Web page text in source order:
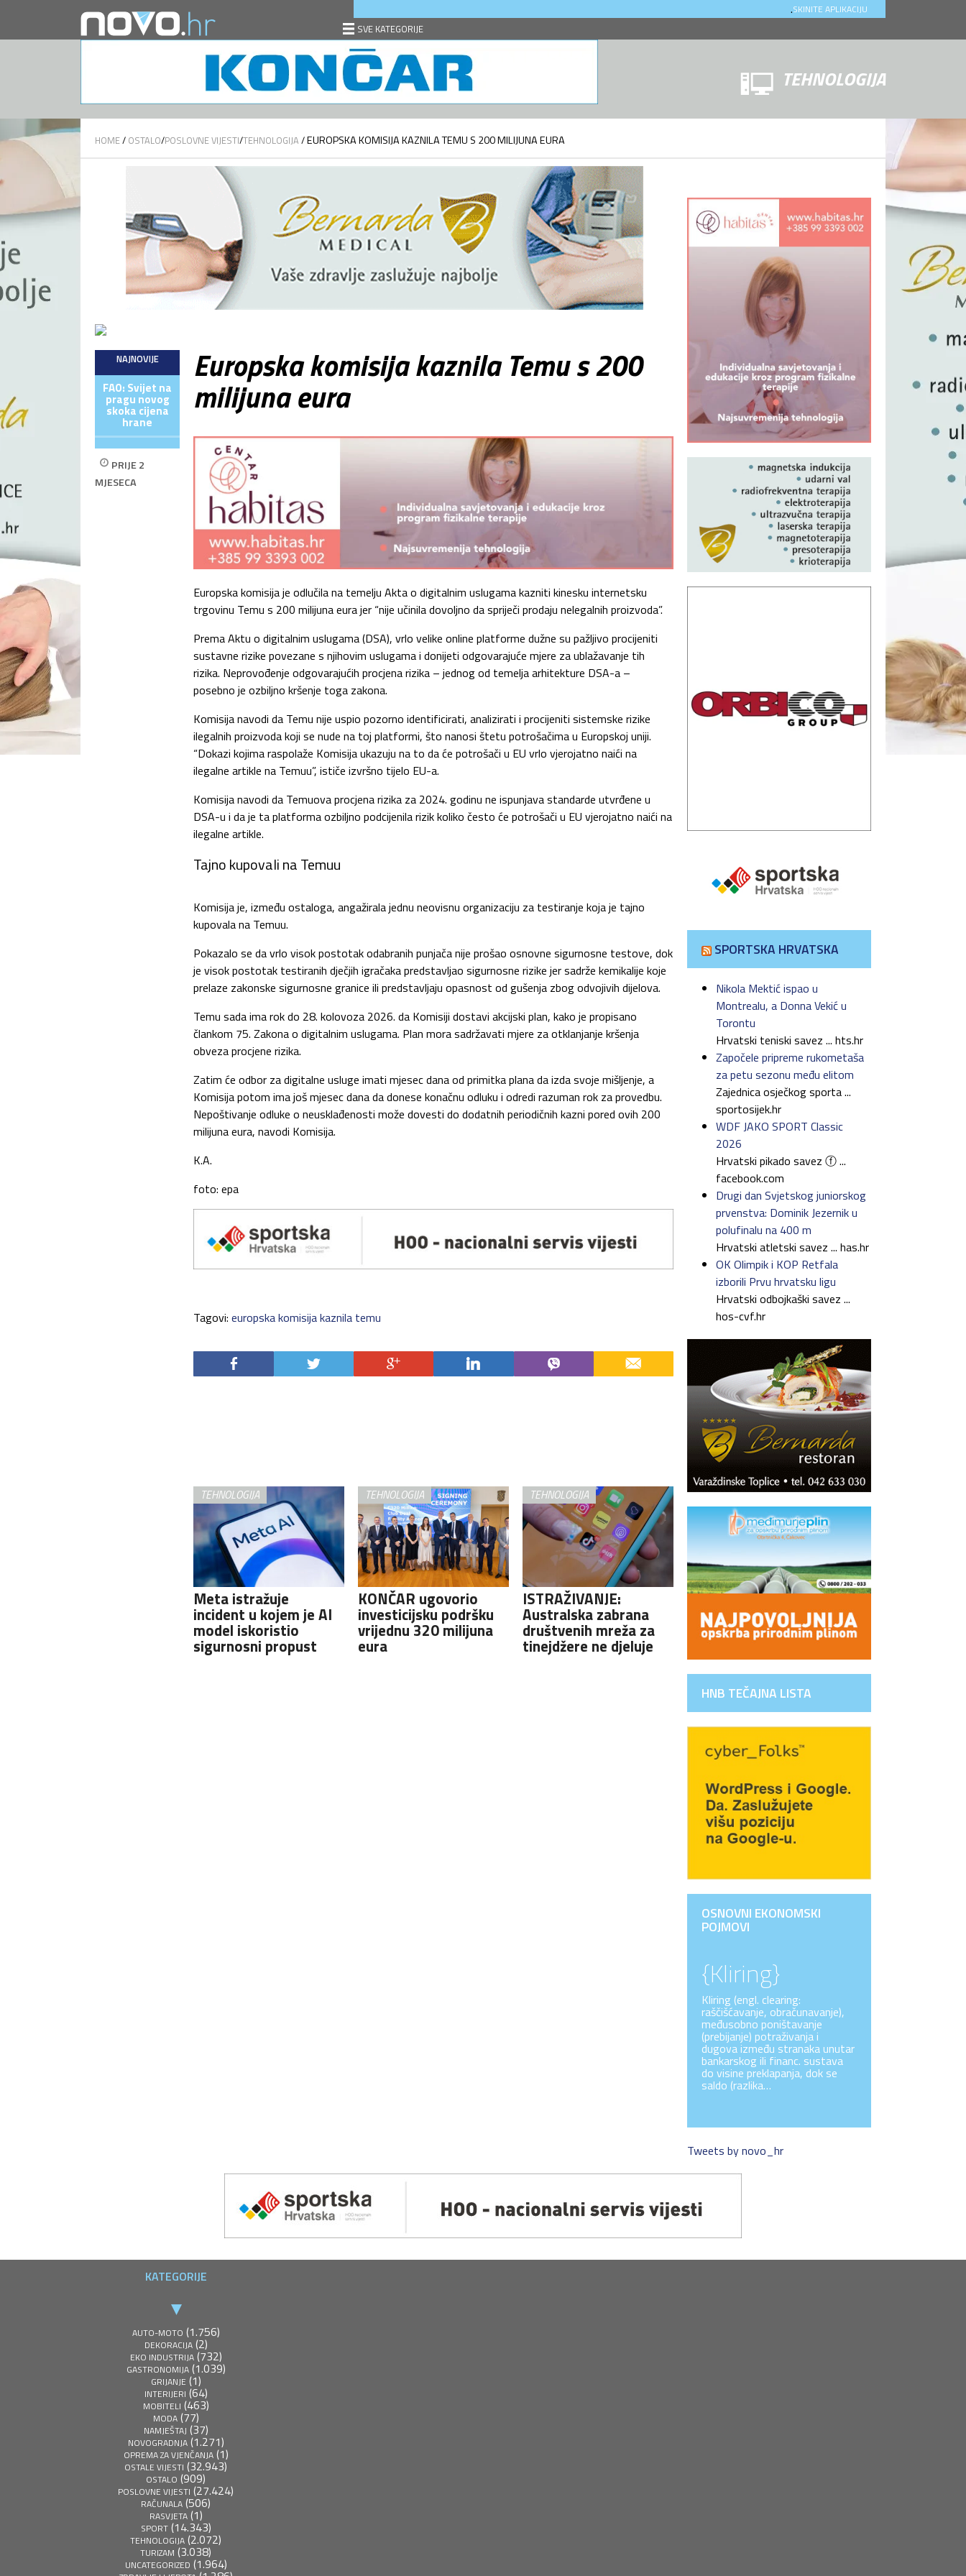
SKINITE APLIKACIJU
.
SVE KATEGORIJE
TEHNOLOGIJA
HOME/ OSTALO/POSLOVNE VIJESTI/TEHNOLOGIJA /EUROPSKA KOMISIJA KAZNILA TEMU S 200 MILIJUNA EURA
NAJNOVIJE
FAO: Svijet na
pragu novog
skoka cijena
hrane
PRIJE 2
MJESECA
Europska komisija kaznila Temu s 200
milijuna eura
Europska komisija je odlučila na temelju Akta o digitalnim uslugama kazniti kinesku internetsku
trgovinu Temu s 200 milijuna eura jer “nije učinila dovoljno da spriječi prodaju nelegalnih proizvoda”.
Prema Aktu o digitalnim uslugama (DSA), vrlo velike online platforme dužne su pažljivo procijeniti
sustavne rizike povezane s njihovim uslugama i donijeti odgovarajuće mjere za ublažavanje tih
rizika. Neprovođenje odgovarajućih procjena rizika – jednog od temelja arhitekture DSA-a –
posebno je ozbiljno kršenje toga zakona.
Komisija navodi da Temu nije uspio pozorno identificirati, analizirati i procijeniti sistemske rizike
ilegalnih proizvoda koji se nude na toj platformi, što nanosi štetu potrošačima u Europskoj uniji.
“Dokazi kojima raspolaže Komisija ukazuju na to da će potrošači u EU vrlo vjerojatno naići na
ilegalne artikle na Temuu”, ističe izvršno tijelo EU-a.
Komisija navodi da Temuova procjena rizika za 2024. godinu ne ispunjava standarde utvrđene u
DSA-u i da je ta platforma ozbiljno podcijenila rizik koliko često će potrošači u EU vjerojatno naići na
ilegalne artikle.
Tajno kupovali na Temuu
Komisija je, između ostaloga, angažirala jednu neovisnu organizaciju za testiranje koja je tajno
kupovala na Temuu.
Pokazalo se da vrlo visok postotak odabranih punjača nije prošao osnovne sigurnosne testove, dok
je visok postotak testiranih dječjih igračaka predstavljao sigurnosne rizike jer sadrže kemikalije koje
prelaze zakonske sigurnosne granice ili predstavljaju opasnost od gušenja zbog odvojivih dijelova.
Temu sada ima rok do 28. kolovoza 2026. da Komisiji dostavi akcijski plan, kako je propisano
člankom 75. Zakona o digitalnim uslugama. Plan mora sadržavati mjere za otklanjanje kršenja
obveza procjene rizika.
Zatim će odbor za digitalne usluge imati mjesec dana od primitka plana da izda svoje mišljenje, a
Komisija potom ima još mjesec dana da donese konačnu odluku i odredi razuman rok za provedbu.
Nepoštivanje odluke o neusklađenosti može dovesti do dodatnih periodičnih kazni pored ovih 200
milijuna eura, navodi Komisija.
K.A.
foto: epa
Tagovi:europska komisija kaznila temu
TEHNOLOGIJA
Meta istražuje
incident u kojem je AI
model iskoristio
sigurnosni propust
TEHNOLOGIJA
KONČAR ugovorio
investicijsku podršku
vrijednu 320 milijuna
eura
TEHNOLOGIJA
ISTRAŽIVANJE:
Australska zabrana
društvenih mreža za
tinejdžere ne djeluje
SPORTSKA HRVATSKA
Nikola Mektić ispao u
Montrealu, a Donna Vekić u
Torontu
Hrvatski teniski savez ... hts.hr
Započele pripreme rukometaša
za petu sezonu među elitom
Zajednica osječkog sporta ...
sportosijek.hr
WDF JAKO SPORT Classic
2026
Hrvatski pikado savez ⓕ ...
facebook.com
Drugi dan Svjetskog juniorskog
prvenstva: Dominik Jezernik u
polufinalu na 400 m
Hrvatski atletski savez ... has.hr
OK Olimpik i KOP Retfala
izborili Prvu hrvatsku ligu
Hrvatski odbojkaški savez ...
hos-cvf.hr
HNB TEČAJNA LISTA
OSNOVNI EKONOMSKI
POJMOVI
{Kliring}
Kliring (engl. clearing:
raščišćavanje, obračunavanje),
međusobno poništavanje
(prebijanje) potraživanja i
dugova između stranaka unutar
bankarskog ili financ. sustava
do visine preklapanja, dok se
saldo (razlika…
Tweets by novo_hr
KATEGORIJE
AUTO-MOTO (1.756)
DEKORACIJA(2)
EKO INDUSTRIJA(732)
GASTRONOMIJA(1.039)
GRIJANJE (1)
INTERIJERI (64)
MOBITELI (463)
MODA(77)
NAMJEŠTAJ (37)
NOVOGRADNJA(1.271)
OPREMA ZA VJENČANJA(1)
OSTALE VIJESTI (32.943)
OSTALO (909)
POSLOVNE VIJESTI (27.424)
RAČUNALA (506)
RASVJETA(1)
SPORT(14.343)
TEHNOLOGIJA (2.072)
TURIZAM (3.038)
UNCATEGORIZED (1.964)